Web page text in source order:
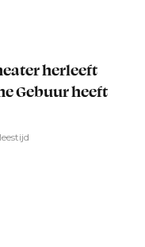
herleeft
Gebuur heeft